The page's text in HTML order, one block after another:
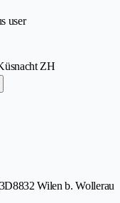
user
ZH
8832 Wilen b. Wollerau